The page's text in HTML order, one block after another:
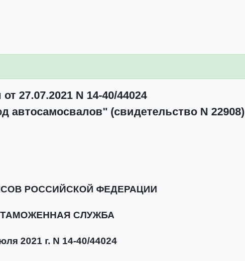
27.07.2021 N 14-40/44024
автосамосвалов" (свидетельство N 22908)
РОССИЙСКОЙ ФЕДЕРАЦИИ
СЛУЖБА
2021 г. N 14-40/44024